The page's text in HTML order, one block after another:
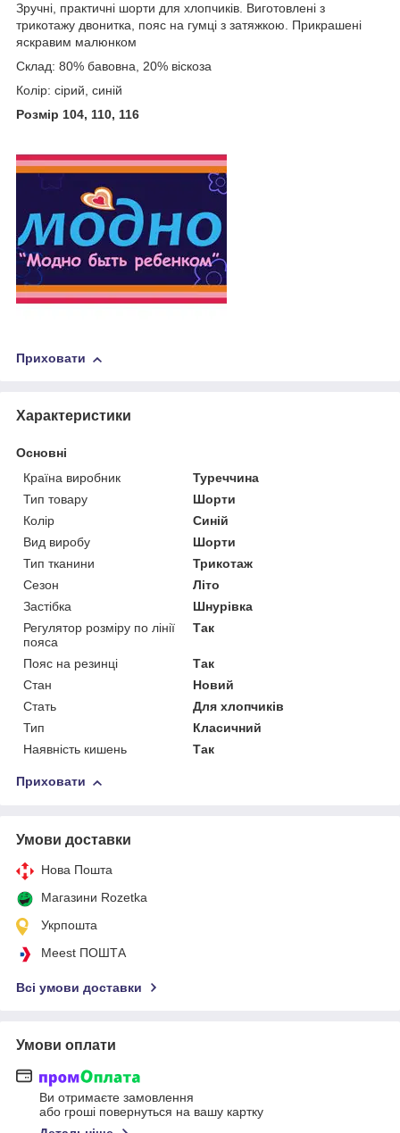
Зручні, практичні шорти для хлопчиків. Виготовлені з
трикотажу двонитка, пояс на гумці з затяжкою. Прикрашені
яскравим малюнком
Склад: 80% бавовна, 20% віскоза
Колір: сірий, синій
Розмір 104, 110, 116
Приховати
Характеристики
Основні
Країна виробник
Туреччина
Тип товару
Шорти
Колір
Синій
Вид виробу
Шорти
Тип тканини
Трикотаж
Сезон
Літо
Застібка
Шнурівка
Регулятор розміру по лінії
пояса
Так
Пояс на резинці
Так
Стан
Новий
Стать
Для хлопчиків
Тип
Класичний
Наявність кишень
Так
Приховати
Умови доставки
Нова Пошта
Магазини Rozetka
Укрпошта
Meest ПОШТА
Всі умови доставки
Умови оплати
Ви отримаєте замовлення
або гроші повернуться на вашу картку